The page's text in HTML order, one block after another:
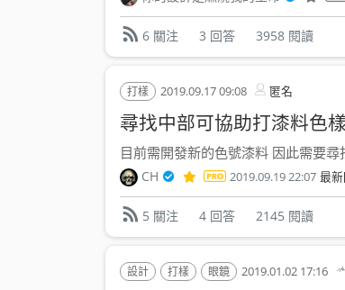
6 關注 3 回答 3958 閱讀
打樣 2019.09.17 09:08 匿名
尋找中部可協助打漆料色
目前需開發新的色號漆料 因此需要
CH 2019.09.19 22:07 最
5 關注 4 回答 2145 閱讀
設計 打樣 眼鏡 2019.01.02 17:16